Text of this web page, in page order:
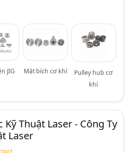
JIG Mặt bích cơ khí
Pulley hub cơ
khí
Kỹ Thuật Laser - Công Ty
Laser